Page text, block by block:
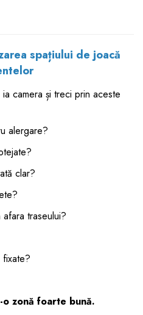
spațiului de joacă
camera și treci prin aceste
alergare?
clar?
traseului?
fixate?
zonă foarte bună.